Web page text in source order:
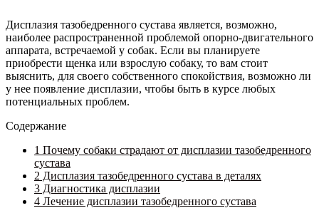
Дисплазия тазобедренного сустава является, возможно,
наиболее распространенной проблемой опорно-двигательного
аппарата, встречаемой у собак. Если вы планируете
приобрести щенка или взрослую собаку, то вам стоит
выяснить, для своего собственного спокойствия, возможно ли
у нее появление дисплазии, чтобы быть в курсе любых
потенциальных проблем.
Содержание
1 Почему собаки страдают от дисплазии тазобедренного
сустава
2 Дисплазия тазобедренного сустава в деталях
3 Диагностика дисплазии
4 Лечение дисплазии тазобедренного сустава